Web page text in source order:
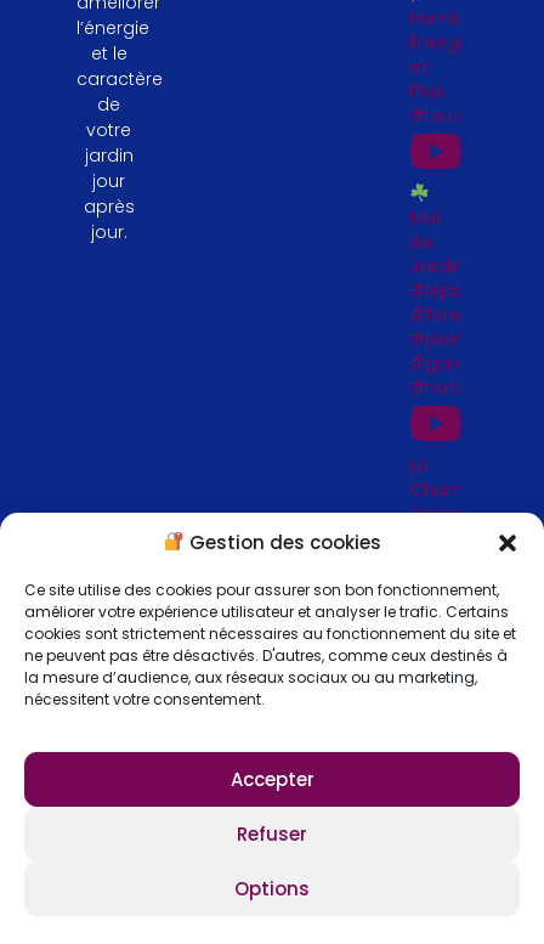
Gestion des cookies
Ce site utilise des cookies pour assurer son bon fonctionnement,
améliorer votre expérience utilisateur et analyser le trafic. Certains
cookies sont strictement nécessaires au fonctionnement du site et
ne peuvent pas être désactivés. D'autres, comme ceux destinés à
la mesure d’audience, aux réseaux sociaux ou au marketing,
nécessitent votre consentement.
Accepter
Refuser
Options
l’énergie
et le
caractère
de
votre
jardin
jour
après
jour.
Humidité,
Énergie
et
Plus
Mai
Au
Jardin
#flowers
#garden
#naturelovers
La
Chambre
Jaune
de
Séricourt
_ 62
Copyright © 2026 Lejardin-fengshui.com